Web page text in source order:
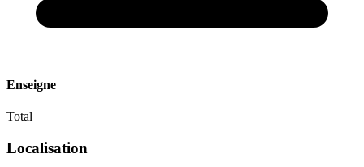
Enseigne
Total
Localisation